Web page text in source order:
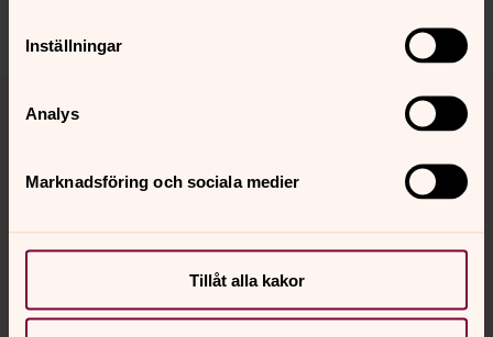
Inställningar
Analys
Marknadsföring och sociala medier
Tillåt alla kakor
Kontakt